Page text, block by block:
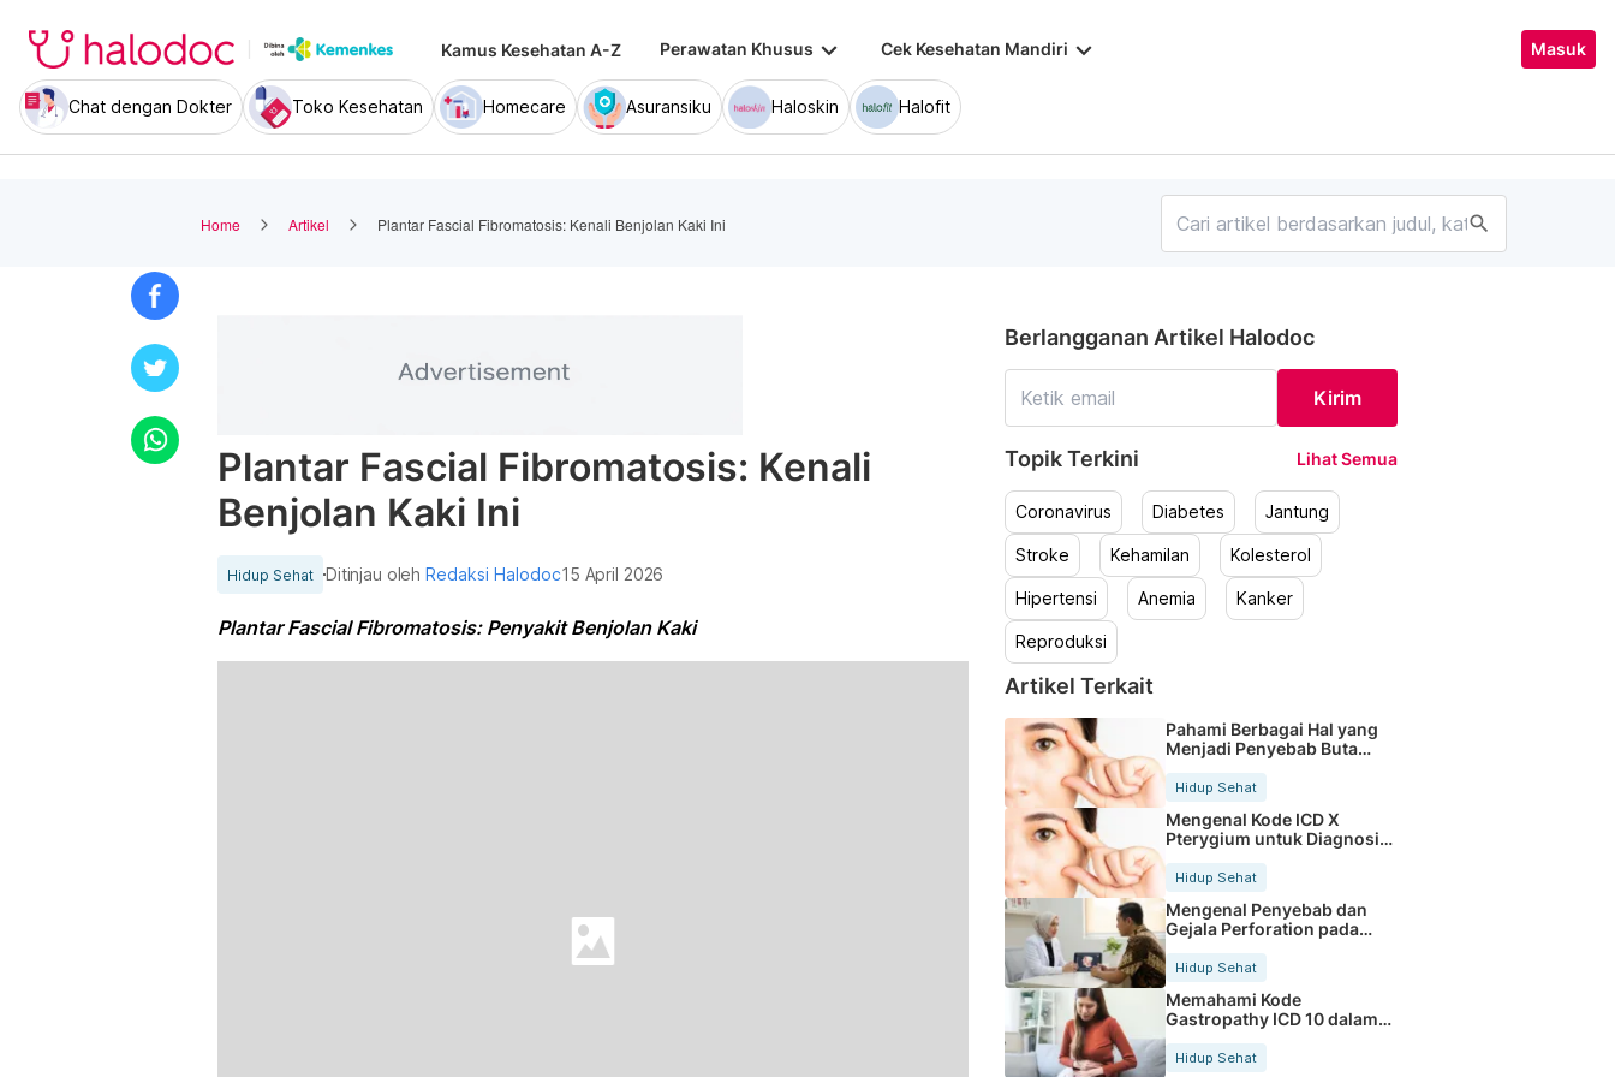
Kamus Kesehatan A-Z Perawatan Khusus keyboard_arrow_down Cek Kesehatan Mandiri keyboard_arrow_down Masuk
Chat dengan Dokter Toko Kesehatan Homecare Asuransiku Haloskin Halofit
Home Artikel Plantar Fascial Fibromatosis: Kenali Benjolan Kaki Ini search
Plantar Fascial Fibromatosis: Kenali
Benjolan Kaki Ini
Hidup Sehat Ditinjau olehRedaksi Halodoc15 April 2026
Plantar Fascial Fibromatosis: Penyakit Benjolan Kaki
Berlangganan Artikel Halodoc
Kirim
Topik Terkini Lihat Semua
Coronavirus Diabetes Jantung
Stroke Kehamilan Kolesterol
Hipertensi Anemia Kanker
Reproduksi
Artikel Terkait
Pahami Berbagai Hal yang
Menjadi Penyebab Buta
Hidup Sehat
Mengenal Kode ICD X
Pterygium untuk Diagnosis
Hidup Sehat
Mengenal Penyebab dan
Gejala Perforation pada
Tubuh
Hidup Sehat
Memahami Kode
Gastropathy ICD 10 dalam
Rekam Medis Pasien
Hidup Sehat